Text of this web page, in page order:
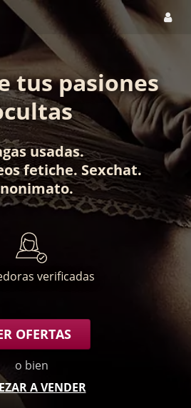
tus pasiones
usadas.
fetiche. Sexchat.
.
verificadas
OFERTAS
o bien
A VENDER